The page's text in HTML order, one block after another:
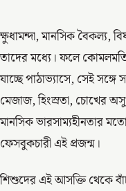
ক্ষুধামন্দা, মানসিক বৈকল্য,
তাদের মধ্যে। ফলে
যাচ্ছে পাঠাভ্যাসে, সেই
মেজাজ, হিংস্রতা, চোখের
মানসিক ভারসাম্যহীনতার
ফেসবুকচারী এই প্রজন্ম।
শিশুদের এই আসক্তি থেকে